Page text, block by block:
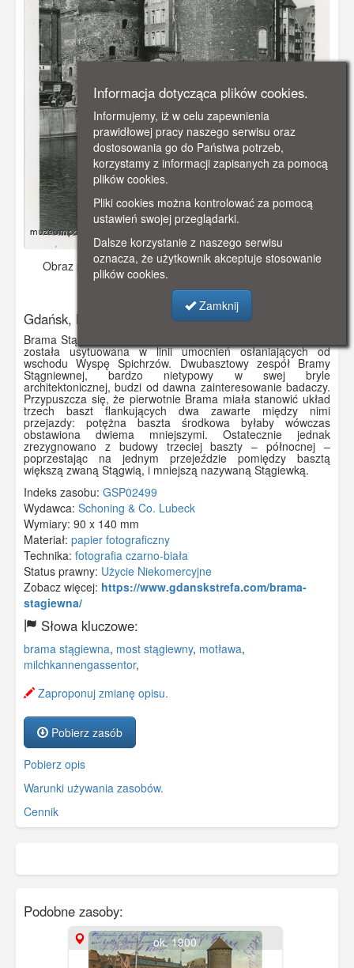
Obraz pochodzi zok. 1930 r.Dodano: 2019-12-04 23:33
Wyświetlono: 4253
Gdańsk, Brama Stągiewna
Brama Stągiewna, wzniesiona zapewne w latach 1517-1519,
została usytuowana w linii umocnień osłaniających od
wschodu Wyspę Spichrzów. Dwubasztowy zespół Bramy
Stągniewnej, bardzo nietypowy w swej bryle
architektonicznej, budzi od dawna zainteresowanie badaczy.
Przypuszcza się, że pierwotnie Brama miała stanowić układ
trzech baszt flankujących dwa zawarte między nimi
przejazdy: potężna baszta środkowa byłaby wówczas
obstawiona dwiema mniejszymi. Ostatecznie jednak
zrezygnowano z budowy trzeciej baszty – północnej –
poprzestając na jednym przejeździe pomiędzy basztą
większą zwaną Stągwią, i mniejszą nazywaną Stągiewką.
Indeks zasobu: GSP02499
Wydawca: Schoning & Co. Lubeck
Wymiary: 90 x 140 mm
Materiał: papier fotograficzny
Technika: fotografia czarno-biała
Status prawny: Użycie Niekomercyjne
Zobacz więcej: https://www.gdanskstrefa.com/brama-
stagiewna/
Słowa kluczowe:
brama stągiewna, most stągiewny, motława,
milchkannengassentor,
Zaproponuj zmianę opisu.
Pobierz zasób
Pobierz opis
Warunki używania zasobów.
Cennik
Podobne zasoby:
ok. 1900
Informacja dotycząca plików cookies.
Informujemy, iż w celu zapewnienia
prawidłowej pracy naszego serwisu oraz
dostosowania go do Państwa potrzeb,
korzystamy z informacji zapisanych za pomocą
plików cookies.
Pliki cookies można kontrolować za pomocą
ustawień swojej przeglądarki.
Dalsze korzystanie z naszego serwisu
oznacza, że użytkownik akceptuje stosowanie
plików cookies.
Zamknij